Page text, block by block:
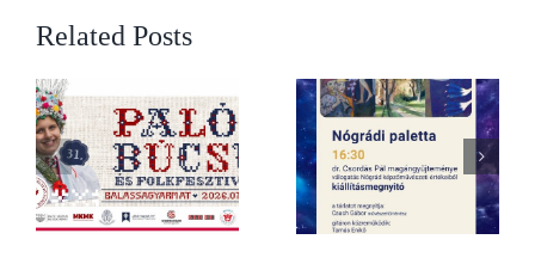
Related Posts
Nógrádi paletta – Dr.
Csordás Pál
magánygyűjteménye –
válogatás Nógrád
képzőművészeti értékeiből –
2026. június 20. 16:30
Múzeumok Éjszakája –
június 20. 16:00 – 24:00